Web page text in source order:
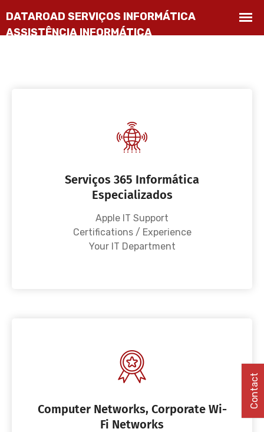
Serviços 365 Informática
Especializados
Apple IT Support
Certifications / Experience
Your IT Department
Computer Networks, Corporate Wi-
Fi Networks
Contact